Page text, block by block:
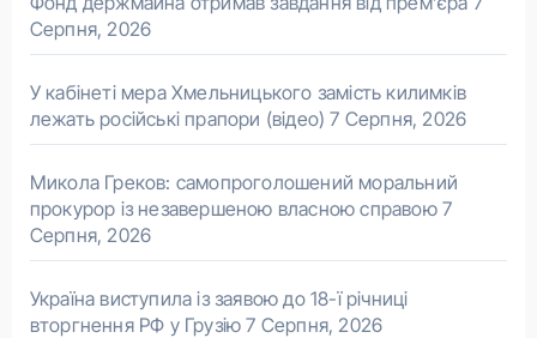
Серпня, 2026
У кабінеті мера Хмельницького замість килимків
лежать російські прапори (відео) 7 Серпня, 2026
Микола Греков: самопроголошений моральний
прокурор із незавершеною власною справою 7
Серпня, 2026
Україна виступила із заявою до 18-ї річниці
вторгнення РФ у Грузію 7 Серпня, 2026